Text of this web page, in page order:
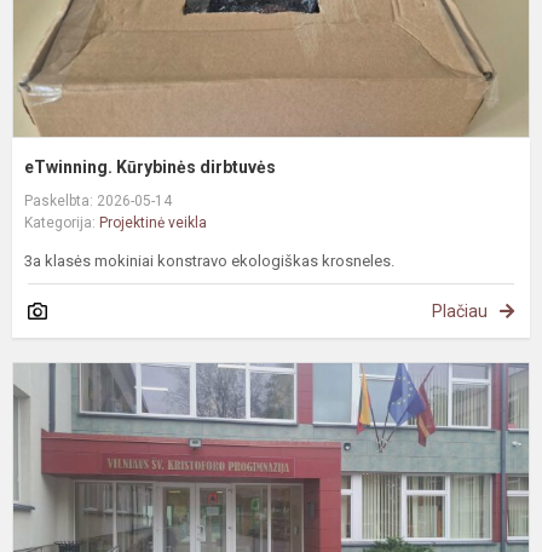
eTwinning. Kūrybinės dirbtuvės
Paskelbta: 2026-05-14
Kategorija: Projektinė veikla
3a klasės mokiniai konstravo ekologiškas krosneles.
Plačiau